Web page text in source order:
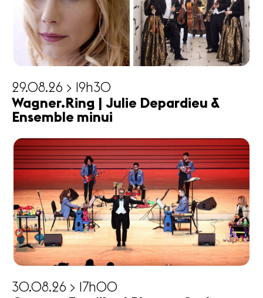
29.08.26 > 19h30
Wagner.Ring | Julie Depardieu &
Ensemble minui
30.08.26 > 17h00